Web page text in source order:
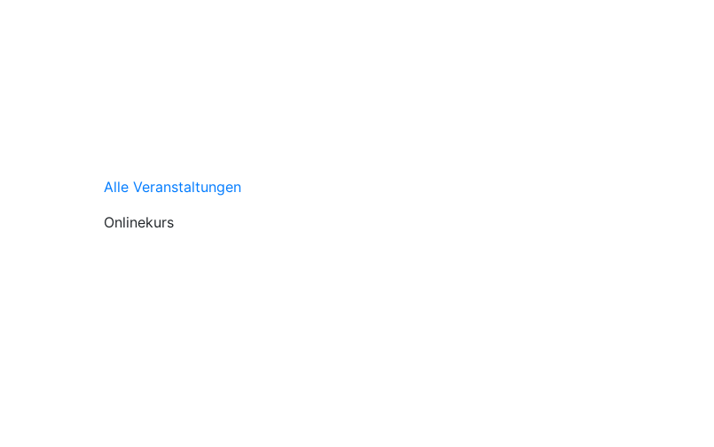
Alle Veranstaltungen
Onlinekurs